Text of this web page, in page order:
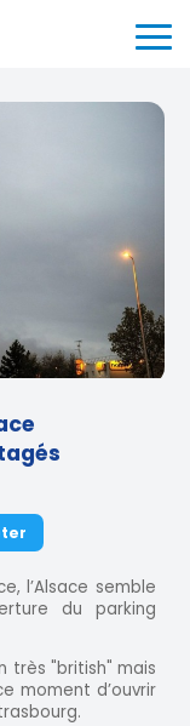
l’Alsace semble
du parking
très "british" mais
moment d’ouvrir